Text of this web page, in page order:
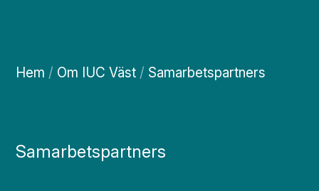
Hem / Om IUC Väst / Samarbetspartners
Samarbetspartners